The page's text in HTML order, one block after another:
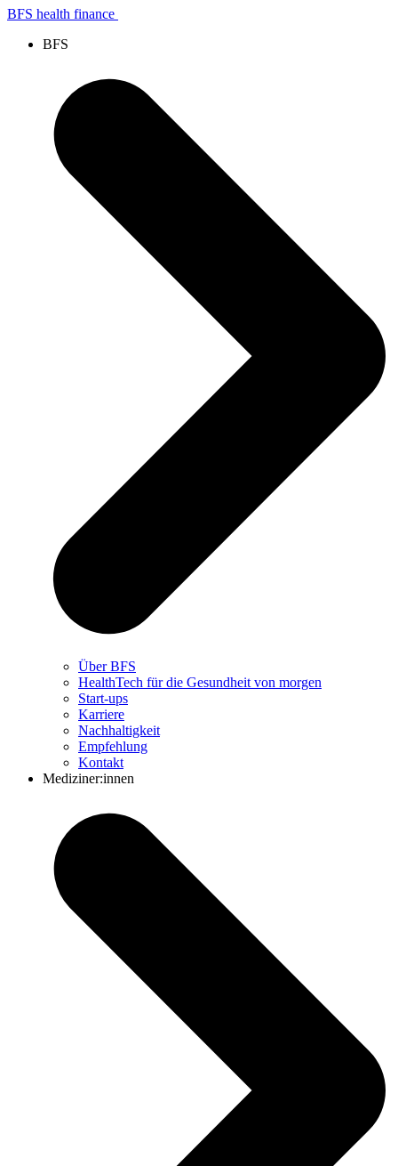
BFS health finance
BFS
Über BFS
HealthTech für die Gesundheit von morgen
Start-ups
Karriere
Nachhaltigkeit
Empfehlung
Kontakt
Mediziner:innen